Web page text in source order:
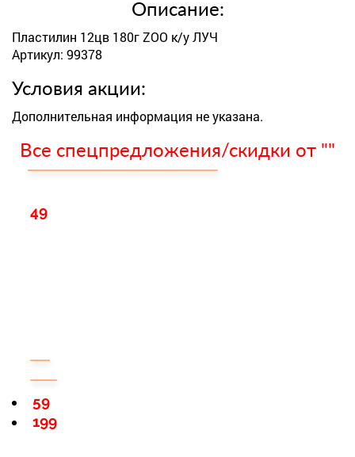
Описание:
Пластилин 12цв 180г ZOO к/у ЛУЧ
Артикул: 99378
Условия акции:
Дополнительная информация не указана.
Все спецпредложения/скидки от ""
49
199
59